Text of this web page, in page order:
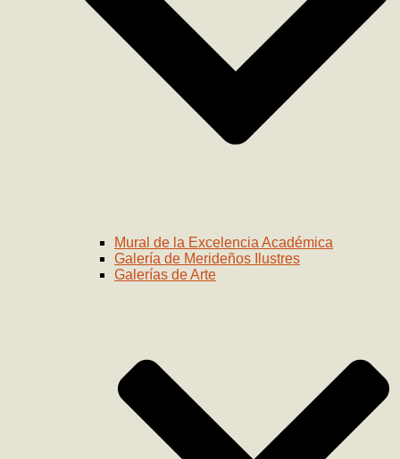
Mural de la Excelencia Académica
Galería de Merideños Ilustres
Galerías de Arte